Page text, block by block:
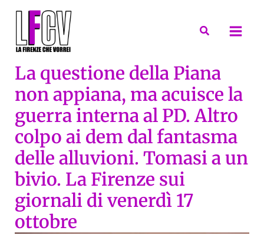
Cerca
La questione della Piana
non appiana, ma acuisce la
guerra interna al PD. Altro
colpo ai dem dal fantasma
delle alluvioni. Tomasi a un
bivio. La Firenze sui
giornali di venerdì 17
ottobre